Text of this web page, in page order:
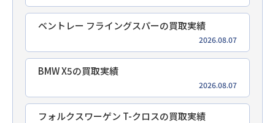
ベントレー フライングスパーの買取実績
2026.08.07
BMW X5の買取実績
2026.08.07
フォルクスワーゲン T-クロスの買取実績